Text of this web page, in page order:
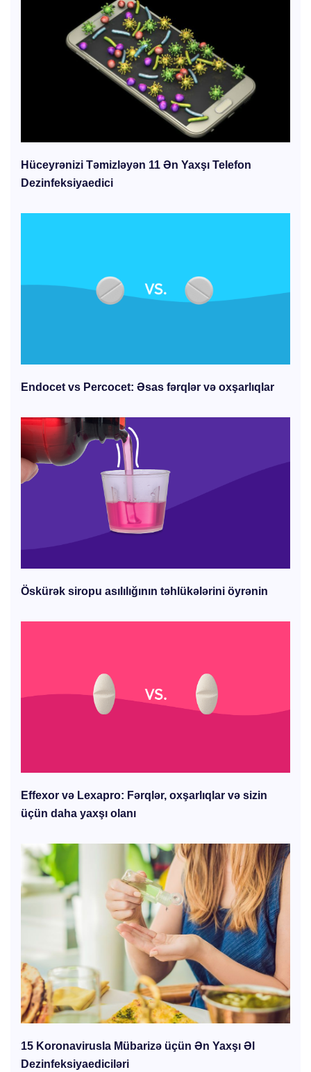
Hüceyrənizi Təmizləyən 11 Ən Yaxşı Telefon
Dezinfeksiyaedici
Endocet vs Percocet: Əsas fərqlər və oxşarlıqlar
Öskürək siropu asılılığının təhlükələrini öyrənin
Effexor və Lexapro: Fərqlər, oxşarlıqlar və sizin
üçün daha yaxşı olanı
15 Koronavirusla Mübarizə üçün Ən Yaxşı Əl
Dezinfeksiyaediciləri